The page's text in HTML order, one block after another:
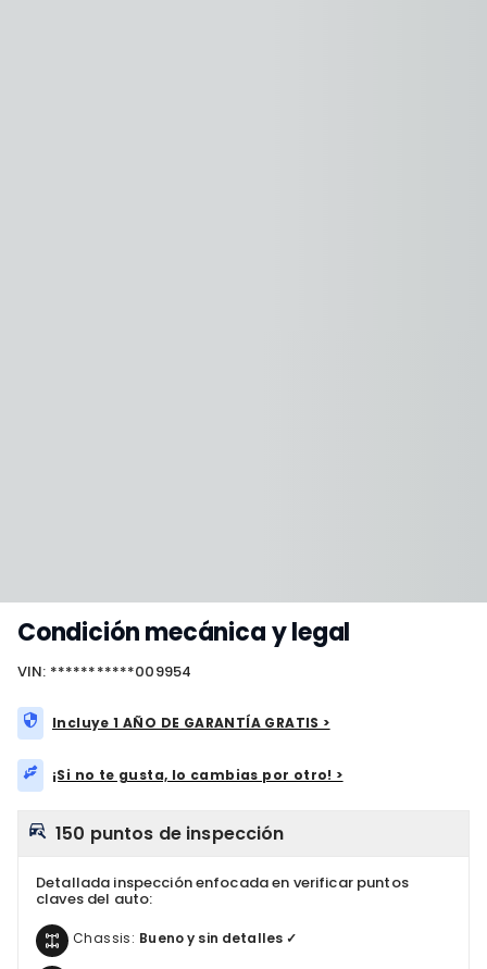
Condición mecánica y legal
VIN: ***********009954
Incluye 1 AÑO DE GARANTÍA GRATIS >
¡Si no te gusta, lo cambias por otro! >
150 puntos de inspección
Detallada inspección enfocada en verificar puntos
claves del auto:
Chassis: Bueno y sin detalles ✓